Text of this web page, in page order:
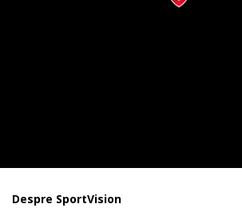
Despre SportVision